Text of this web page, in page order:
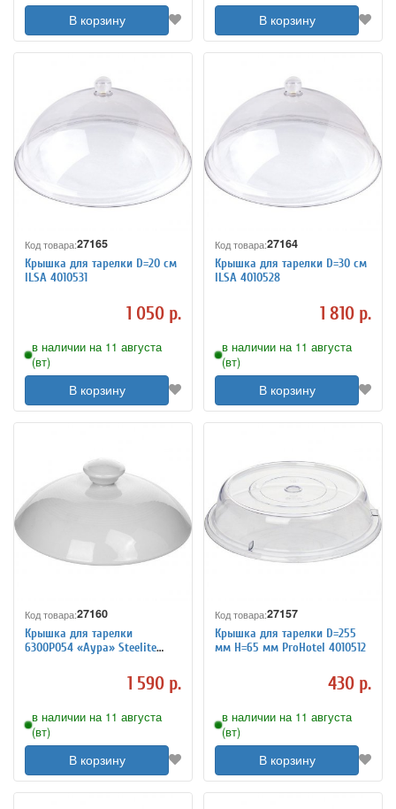
В корзину В корзину
Код товара:27165
Крышка для тарелки D=20 см
ILSA 4010531
1 050 р.
в наличии на 11 августа
(вт)
В корзину
Код товара:27164
Крышка для тарелки D=30 см
ILSA 4010528
1 810 р.
в наличии на 11 августа
(вт)
В корзину
Код товара:27160
Крышка для тарелки
6300P054 «Аура» Steelite
1 590 р.
в наличии на 11 августа
(вт)
В корзину
Код товара:27157
Крышка для тарелки D=255
мм H=65 мм ProHotel 4010512
430 р.
в наличии на 11 августа
(вт)
В корзину